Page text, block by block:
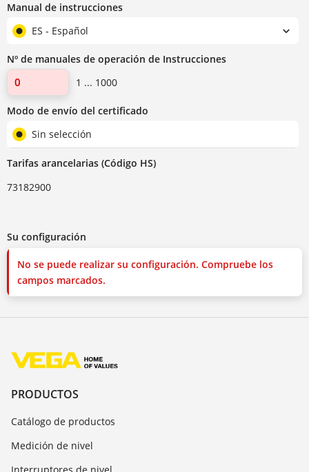
Manual de instrucciones
ES - Español
Nº de manuales de operación de Instrucciones
1 ... 1000
Modo de envío del certificado
Sin selección
Tarifas arancelarias (Código HS)
73182900
Su configuración
No se puede realizar su configuración. Compruebe los
campos marcados.
PRODUCTOS
Catálogo de productos
Medición de nivel